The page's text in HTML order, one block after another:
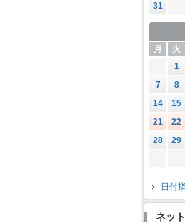
31
月 火
1
7
8
14
15
21
22
28
29
月 火
日付
ネッ